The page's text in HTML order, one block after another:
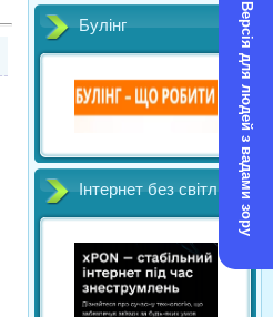
Версія для людей з вадами зору
Булінг
Інтернет без світл